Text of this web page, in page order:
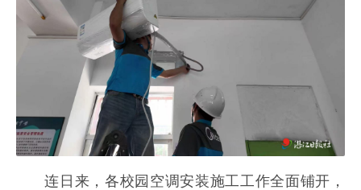
连日来，各校园空调安装施工工作全面铺开，